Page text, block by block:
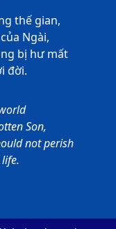
thế gian,
Ngài,
bị hư mất
đời.
Son,
not perish